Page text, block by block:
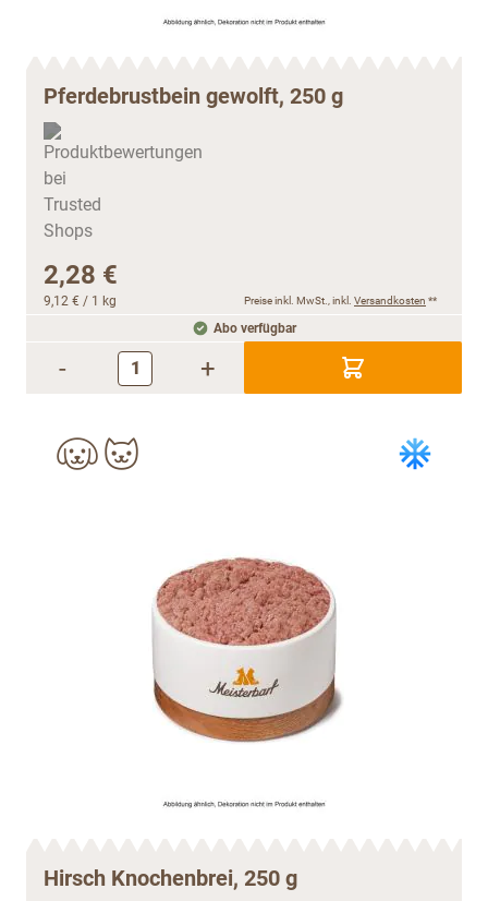
Pferdebrustbein gewolft, 250 g
2,28 €
9,12 € / 1 kg Preise inkl. MwSt., inkl. Versandkosten **
Abo verfügbar
- +
Hirsch Knochenbrei, 250 g